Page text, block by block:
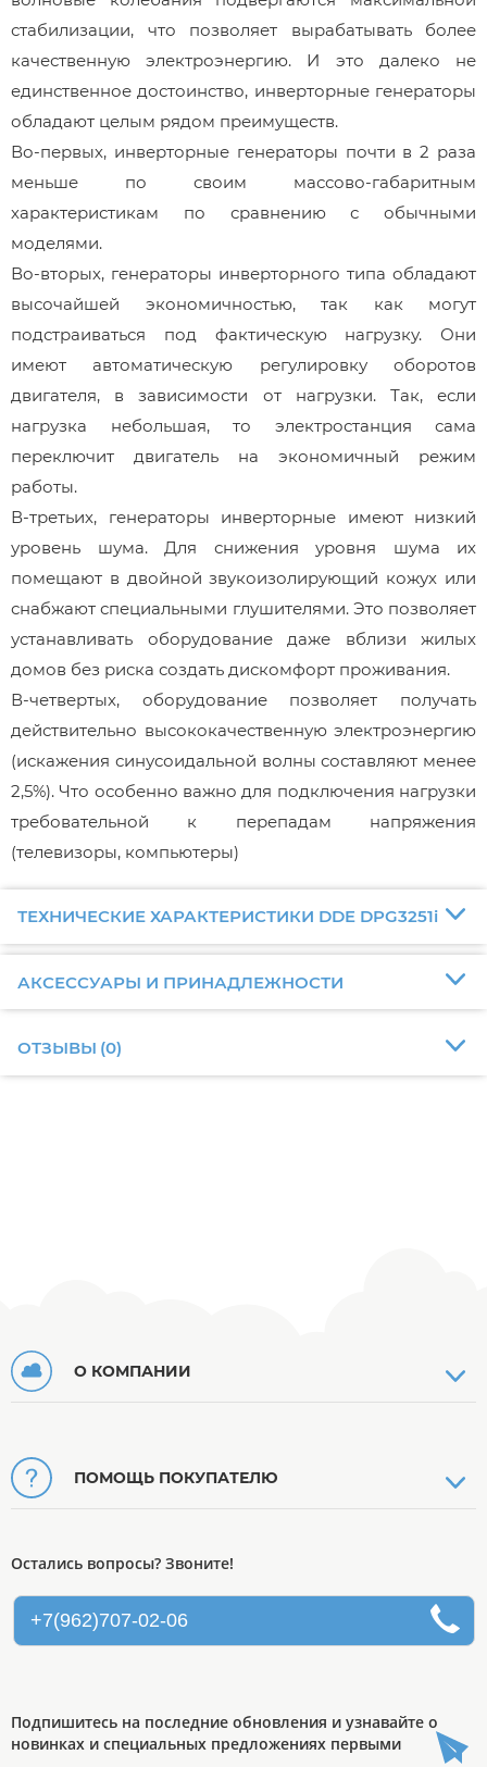
стабилизации, что позволяет вырабатывать более
качественную электроэнергию. И это далеко не
единственное достоинство, инверторные генераторы
обладают целым рядом преимуществ.
Во-первых, инверторные генераторы почти в 2 раза
меньше по своим массово-габаритным
характеристикам по сравнению с обычными
моделями.
Во-вторых, генераторы инверторного типа обладают
высочайшей экономичностью, так как могут
подстраиваться под фактическую нагрузку. Они
имеют автоматическую регулировку оборотов
двигателя, в зависимости от нагрузки. Так, если
нагрузка небольшая, то электростанция сама
переключит двигатель на экономичный режим
работы.
В-третьих, генераторы инверторные имеют низкий
уровень шума. Для снижения уровня шума их
помещают в двойной звукоизолирующий кожух или
снабжают специальными глушителями. Это позволяет
устанавливать оборудование даже вблизи жилых
домов без риска создать дискомфорт проживания.
В-четвертых, оборудование позволяет получать
действительно высококачественную электроэнергию
(искажения синусоидальной волны составляют менее
2,5%). Что особенно важно для подключения нагрузки
требовательной к перепадам напряжения
(телевизоры, компьютеры)
ТЕХНИЧЕСКИЕ ХАРАКТЕРИСТИКИ DDE DPG3251i
АКСЕССУАРЫ И ПРИНАДЛЕЖНОСТИ
ОТЗЫВЫ (0)
О КОМПАНИИ
ПОМОЩЬ ПОКУПАТЕЛЮ
Остались вопросы? Звоните!
+7(962)707-02-06
Подпишитесь на последние обновления и узнавайте о
новинках и специальных предложениях первыми